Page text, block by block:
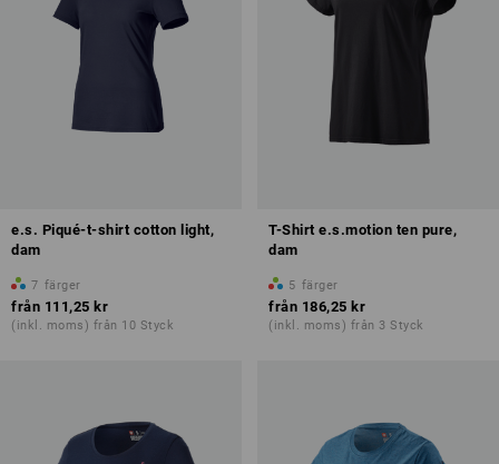
e.s. Piqué-t-shirt cotton light,
dam
7 färger
från 111,25 kr
(inkl. moms) från 10 Styck
T-Shirt e.s.motion ten pure,
dam
5 färger
från 186,25 kr
(inkl. moms) från 3 Styck